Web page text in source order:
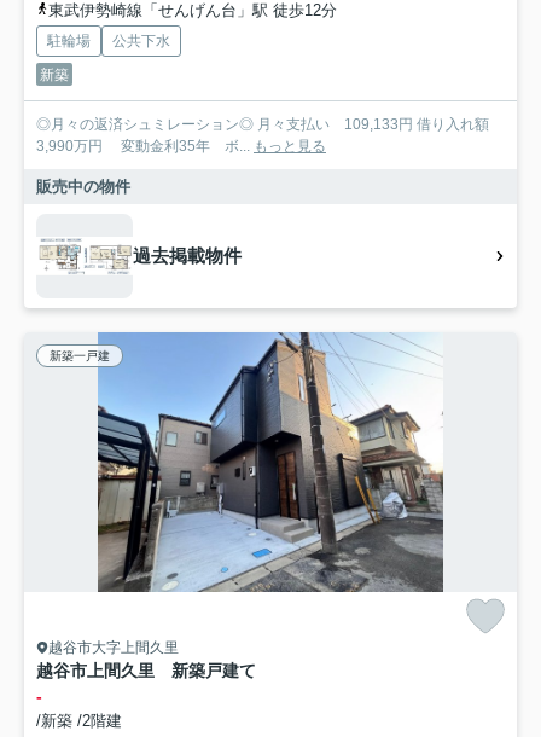
東武伊勢崎線「せんげん台」駅 徒歩12分
駐輪場
公共下水
新築
◎月々の返済シュミレーション◎ 月々支払い 109,133円 借り入れ額
3,990万円 変動金利35年 ボ... もっと見る
販売中の物件
過去掲載物件
新築一戸建
越谷市大字上間久里
越谷市上間久里 新築戸建て
-
/新築 /2階建